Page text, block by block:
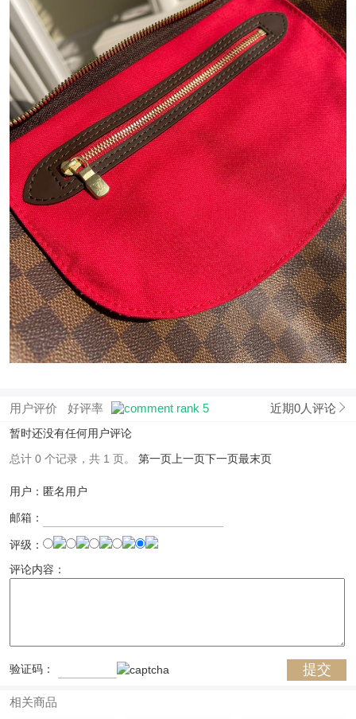
用户评价 好评率 近期0人评论
暂时还没有任何用户评论
总计 0 个记录，共 1 页。 第一页 上一页下一页最末页
用户：匿名用户
邮箱：
评级：
评论内容：
验证码：
相关商品